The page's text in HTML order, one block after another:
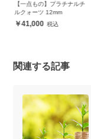
【一点もの】プラチナルチ
ルクォーツ 12mm
41,000
関連する記事